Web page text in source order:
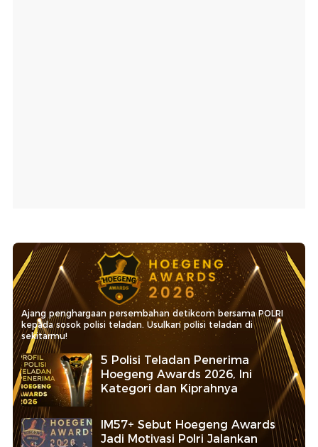
Ajang penghargaan persembahan detikcom bersama POLRI
kepada sosok polisi teladan. Usulkan polisi teladan di
sekitarmu!
5 Polisi Teladan Penerima
Hoegeng Awards 2026, Ini
Kategori dan Kiprahnya
IM57+ Sebut Hoegeng Awards
Jadi Motivasi Polri Jalankan